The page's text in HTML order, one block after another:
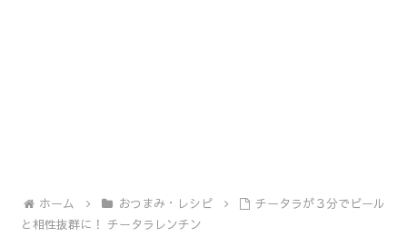
ホーム おつまみ・レシピ
チータラが３分でビール
と相性抜群に！ チータラレンチン